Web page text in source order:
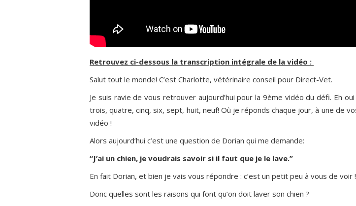
Retrouvez ci-dessous la transcription intégrale de la vidéo :
Salut tout le monde! C’est Charlotte, vétérinaire conseil pour Direct-Vet.
Je suis ravie de vous retrouver aujourd’hui pour la 9ème vidéo du défi. Eh
trois, quatre, cinq, six, sept, huit, neuf! Où je réponds chaque jour, à une de
vidéo !
Alors aujourd’hui c’est une question de Dorian qui me demande:
“J’ai un chien, je voudrais savoir si il faut que je le lave.”
En fait Dorian, et bien je vais vous répondre : c’est un petit peu à vous de voir !
Donc quelles sont les raisons qui font qu’on doit laver son chien ?